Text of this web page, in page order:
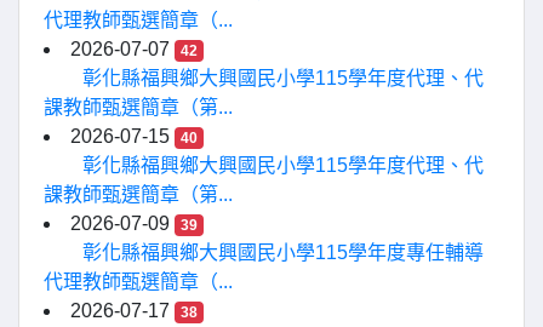
代理教師甄選簡章（...
2026-07-07
42
彰化縣福興鄉大興國民小學115學年度代理、代
課教師甄選簡章（第...
2026-07-15
40
彰化縣福興鄉大興國民小學115學年度代理、代
課教師甄選簡章（第...
2026-07-09
39
彰化縣福興鄉大興國民小學115學年度專任輔導
代理教師甄選簡章（...
2026-07-17
38